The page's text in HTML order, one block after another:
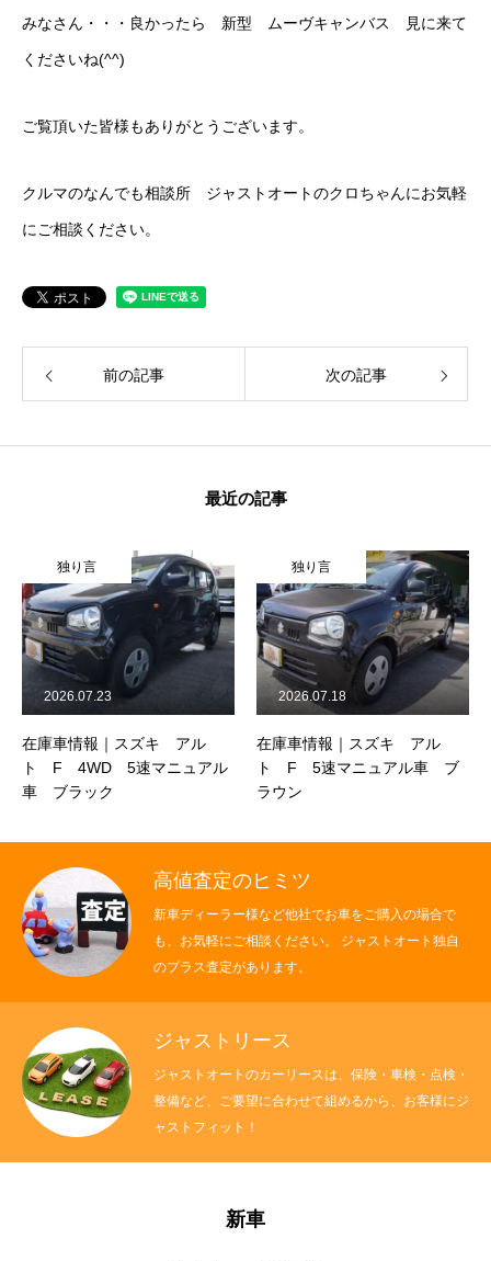
みなさん・・・良かったら 新型 ムーヴキャンバス 見に来て
くださいね(^^)
ご覧頂いた皆様もありがとうございます。
クルマのなんでも相談所 ジャストオートのクロちゃんにお気軽
にご相談ください。
前の記事 次の記事
最近の記事
独り言
在庫車情報｜スズキ アル
ト F 4WD 5速マニュアル
車 ブラック
2026.07.23
独り言
在庫車情報｜スズキ アル
ト F 5速マニュアル車 ブ
ラウン
2026.07.18
高値査定のヒミツ
新車ディーラー様など他社でお車をご購入の場合で
も、お気軽にご相談ください。 ジャストオート独自
のプラス査定があります。
ジャストリース
ジャストオートのカーリースは、保険・車検・点検・
整備など、ご要望に合わせて組めるから、お客様にジ
ャストフィット！
新車